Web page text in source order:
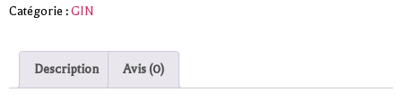
Catégorie :GIN
Description Avis (0)